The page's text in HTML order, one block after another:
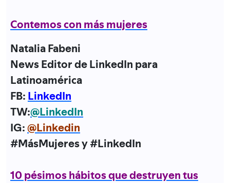
Contemos con más mujeres
Natalia Fabeni
News Editor de LinkedIn para
Latinoamérica
FB: LinkedIn
TW:@LinkedIn
IG:@Linkedin
#MásMujeres y #LinkedIn
10 pésimos hábitos que destruyen tus